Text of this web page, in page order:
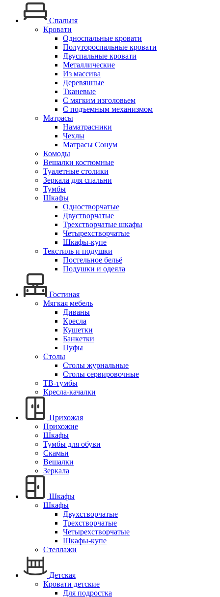
Спальня
Кровати
Односпальные кровати
Полутороспальные кровати
Двуспальные кровати
Металлические
Из массива
Деревянные
Тканевые
С мягким изголовьем
С подъемным механизмом
Матрасы
Наматрасники
Чехлы
Матрасы Сонум
Комоды
Вешалки костюмные
Туалетные столики
Зеркала для спальни
Тумбы
Шкафы
Одностворчатые
Двустворчатые
Трехстворчатые шкафы
Четырехстворчатые
Шкафы-купе
Текстиль и подушки
Постельное бельё
Подушки и одеяла
Гостиная
Мягкая мебель
Диваны
Кресла
Кушетки
Банкетки
Пуфы
Столы
Столы журнальные
Столы сервировочные
ТВ-тумбы
Кресла-качалки
Прихожая
Прихожие
Шкафы
Тумбы для обуви
Скамьи
Вешалки
Зеркала
Шкафы
Шкафы
Двухстворчатые
Трехстворчатые
Четырехстворчатые
Шкафы-купе
Стеллажи
Детская
Кровати детские
Для подростка